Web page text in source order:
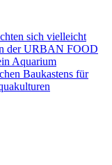
sich vielleicht
der URBAN FOOD
Aquarium
Baukastens für